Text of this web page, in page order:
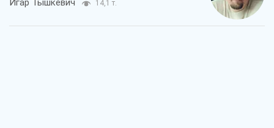
Игар Тышкевич 14,1 т.